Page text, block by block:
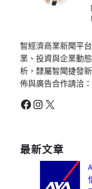
智經濟商業新聞平
業、投資與企業動
析，隸屬智聞捷發
佈與廣告合作請洽：
Facebook Instagram X
最新文章